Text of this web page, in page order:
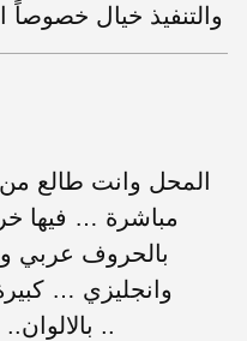
والتنفيذ خيال
مباشرة … فيها
بالحروف عربي
وانجليزي …
بالالوان.. واسعارهم معقولة نوعا ما ..